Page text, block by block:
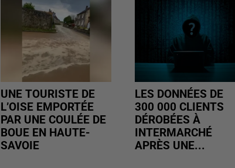
UNE TOURISTE DE
L’OISE EMPORTÉE
PAR UNE COULÉE DE
BOUE EN HAUTE-
SAVOIE
LES DONNÉES DE
300 000 CLIENTS
DÉROBÉES À
INTERMARCHÉ
APRÈS UNE...